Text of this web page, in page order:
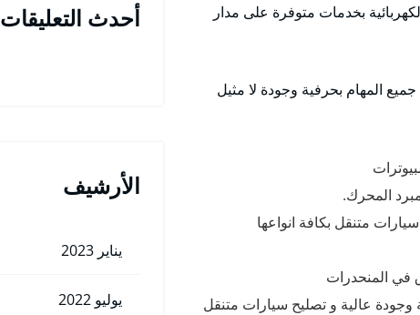
بخدمات متوفرة على مدار
المهام بحرفية وجودة لا مثيل
المحرك.
متنقل بكافة انواعها
وجودة عالية و تصليح سيارات متنقل
أحدث التعليقات
الأرشيف
يناير 2023
يوليو 2022